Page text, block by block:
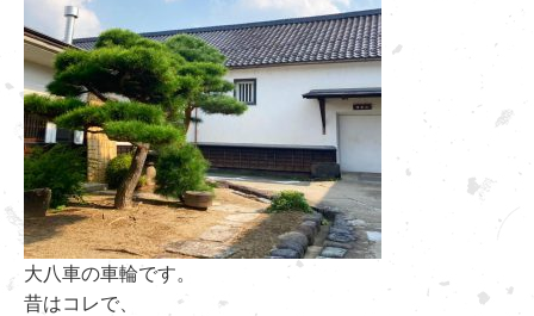
大八車の車輪です。
昔はコレで、